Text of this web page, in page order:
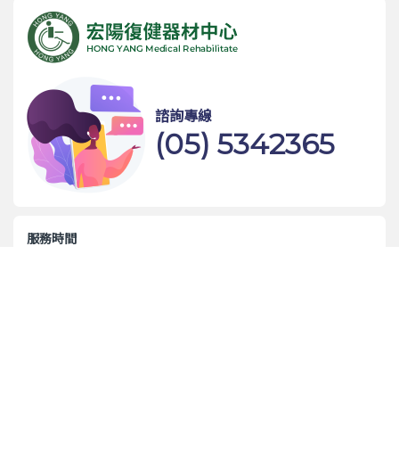
諮詢專線
(05) 5342365
服務時間